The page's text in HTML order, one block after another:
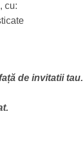
, cu:
de invitatii tau.